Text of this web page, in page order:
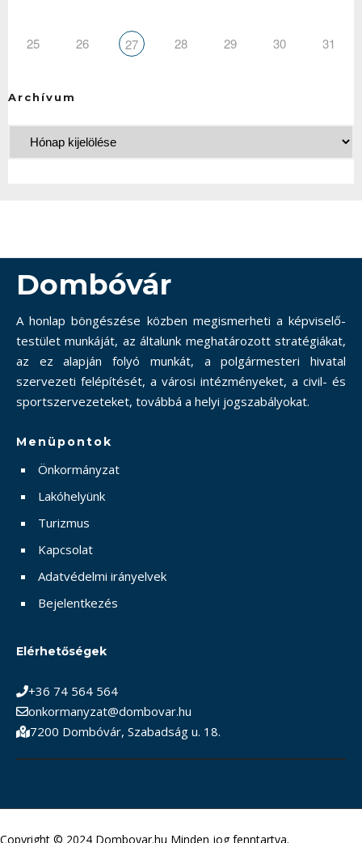
25 26 27 28 29 30 31
Archívum
Dombóvár
A honlap böngészése közben megismerheti a képviselő-
testület munkáját, az általunk meghatározott stratégiákat,
az ez alapján folyó munkát, a polgármesteri hivatal
szervezeti felépítését, a városi intézményeket, a civil- és
sportszervezeteket, továbbá a helyi jogszabályokat.
Menüpontok
Önkormányzat
Lakóhelyünk
Turizmus
Kapcsolat
Adatvédelmi irányelvek
Bejelentkezés
Elérhetőségek
+36 74 564 564
onkormanyzat@dombovar.hu
7200 Dombóvár, Szabadság u. 18.
Copyright © 2024 Dombovar.hu Minden jog fenntartva.